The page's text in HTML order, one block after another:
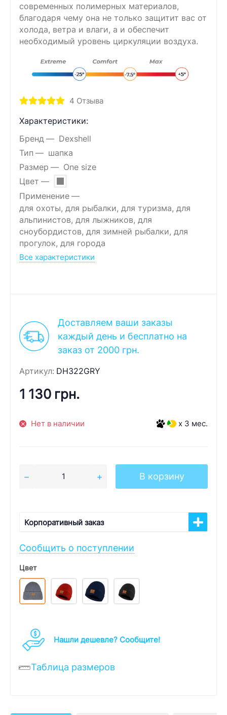
современных полимерных материалов,
благодаря чему она не только защитит вас от
холода, ветра и влаги, а и обеспечит
необходимый уровень циркуляции воздуха.
4 Отзыва
Характеристики:
Бренд
Dexshell
Тип
шапка
Размер
One size
Цвет
Применение
для охоты, для рыбалки, для туризма, для
альпинистов, для лыжников, для
сноубордистов, для зимней рыбалки, для
прогулок, для города
Все характеристики
Доставляем ваши заказы
каждый день и бесплатно на
заказ от 2000 грн.
Артикул: DH322GRY
1 130 грн.
Нет в наличии x 3 мес.
В корзину
Корпоративный заказ
Сообщить о поступлении
Цвет
Нашли дешевле? Cообщите!
Таблица размеров